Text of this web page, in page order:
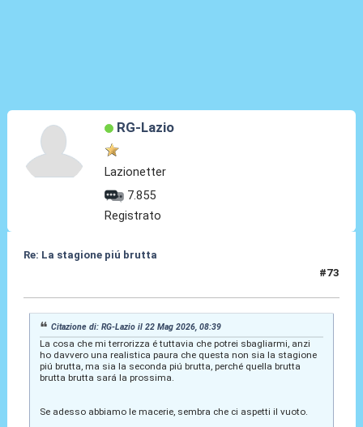
RG-Lazio
Lazionetter
7.855
Registrato
Re: La stagione piú brutta
#73
Citazione di: RG-Lazio il 22 Mag 2026, 08:39
La cosa che mi terrorizza é tuttavia che potrei sbagliarmi, anzi
ho davvero una realistica paura che questa non sia la stagione
piú brutta, ma sia la seconda piú brutta, perché quella brutta
brutta brutta sará la prossima.
Se adesso abbiamo le macerie, sembra che ci aspetti il vuoto.